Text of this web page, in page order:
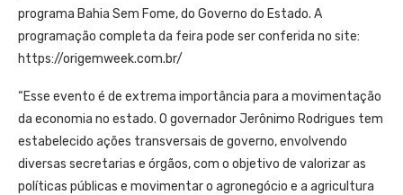
programa Bahia Sem Fome, do Governo do Estado. A
programação completa da feira pode ser conferida no site:
https://origemweek.com.br/
“Esse evento é de extrema importância para a movimentação
da economia no estado. O governador Jerônimo Rodrigues tem
estabelecido ações transversais de governo, envolvendo
diversas secretarias e órgãos, com o objetivo de valorizar as
políticas públicas e movimentar o agronegócio e a agricultura